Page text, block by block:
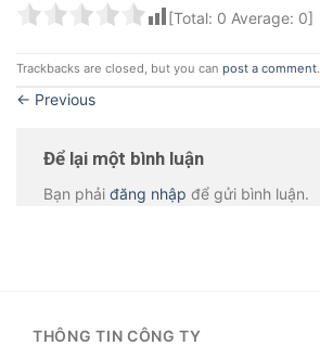
[Total: 0 Average: 0]
Trackbacks are closed, but you can post a comment.
← Previous
Để lại một bình luận
Bạn phải đăng nhập để gửi bình luận.
THÔNG TIN CÔNG TY